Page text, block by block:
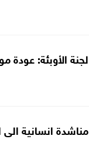
لجنة الأوبئة: عودة
مناشدة انسانية الى